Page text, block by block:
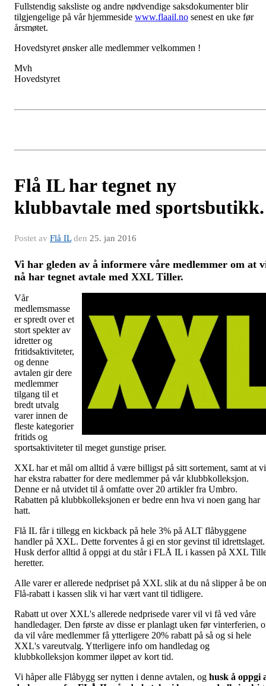
Fullstendig saksliste og andre nødvendige saksdokumenter blir
tilgjengelige på vår hjemmeside www.flaail.no senest en uke før
årsmøtet.
Hovedstyret ønsker alle medlemmer velkommen !
Mvh
Hovedstyret
Flå IL har tegnet ny
klubbavtale med sportsbutikk.
Postet av Flå ILden 25. jan 2016
Vi har gleden av å informere våre medlemmer om at
nå har tegnet avtale med XXL Tiller.
Vår
medlemsmasse
er spredt over et
stort spekter av
idretter og
fritidsaktiviteter,
og denne
avtalen gir dere
medlemmer
tilgang til et
bredt utvalg
varer innen de
fleste kategorier
fritids og
sportsaktiviteter til meget gunstige priser.
XXL har et mål om alltid å være billigst på sitt sortement, samt at vi
har ekstra rabatter for dere medlemmer på vår klubbkolleksjon.
Denne er nå utvidet til å omfatte over 20 artikler fra Umbro.
Rabatten på klubbkolleksjonen er bedre enn hva vi noen gang har
hatt.
Flå IL får i tillegg en kickback på hele 3% på ALT flåbyggene
handler på XXL. Dette forventes å gi en stor gevinst til idrettslaget.
Husk derfor alltid å oppgi at du står i FLÅ IL i kassen på XXL
heretter.
Alle varer er allerede nedpriset på XXL slik at du nå slipper å be
Flå-rabatt i kassen slik vi har vært vant til tidligere.
Rabatt ut over XXL's allerede nedprisede varer vil vi få ved våre
handledager. Den første av disse er planlagt uken før vinterferien,
da vil våre medlemmer få ytterligere 20% rabatt på så og si hele
XXL's vareutvalg. Ytterligere info om handledag og
klubbkolleksjon kommer iløpet av kort tid.
Vi håper alle Flåbygg ser nytten i denne avtalen, og husk å oppgi